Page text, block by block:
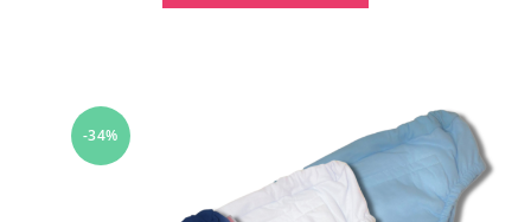
-34%